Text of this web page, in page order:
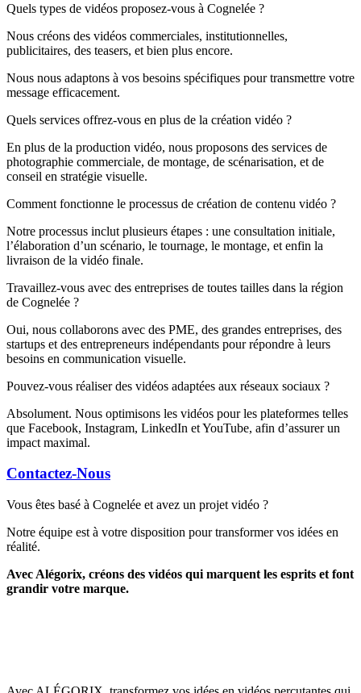
Quels types de vidéos proposez-vous à Cognelée ?
Nous créons des vidéos commerciales, institutionnelles,
publicitaires, des teasers, et bien plus encore.
Nous nous adaptons à vos besoins spécifiques pour transmettre votre
message efficacement.
Quels services offrez-vous en plus de la création vidéo ?
En plus de la production vidéo, nous proposons des services de
photographie commerciale, de montage, de scénarisation, et de
conseil en stratégie visuelle.
Comment fonctionne le processus de création de contenu vidéo ?
Notre processus inclut plusieurs étapes : une consultation initiale,
l’élaboration d’un scénario, le tournage, le montage, et enfin la
livraison de la vidéo finale.
Travaillez-vous avec des entreprises de toutes tailles dans la région
de Cognelée ?
Oui, nous collaborons avec des PME, des grandes entreprises, des
startups et des entrepreneurs indépendants pour répondre à leurs
besoins en communication visuelle.
Pouvez-vous réaliser des vidéos adaptées aux réseaux sociaux ?
Absolument. Nous optimisons les vidéos pour les plateformes telles
que Facebook, Instagram, LinkedIn et YouTube, afin d’assurer un
impact maximal.
Contactez-Nous
Vous êtes basé à Cognelée et avez un projet vidéo ?
Notre équipe est à votre disposition pour transformer vos idées en
réalité.
Avec Alégorix, créons des vidéos qui marquent les esprits et font
grandir votre marque.